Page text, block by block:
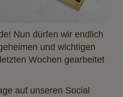
Nun dürfen wir endlich
und wichtigen
Wochen gearbeitet
auf unseren Social